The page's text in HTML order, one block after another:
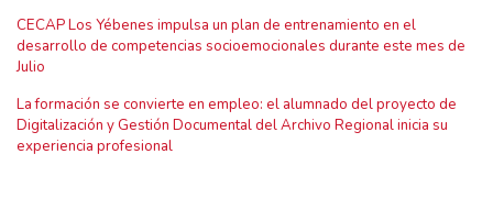
CECAP Los Yébenes impulsa un plan de entrenamiento en el
desarrollo de competencias socioemocionales durante este mes de
Julio
La formación se convierte en empleo: el alumnado del proyecto de
Digitalización y Gestión Documental del Archivo Regional inicia su
experiencia profesional